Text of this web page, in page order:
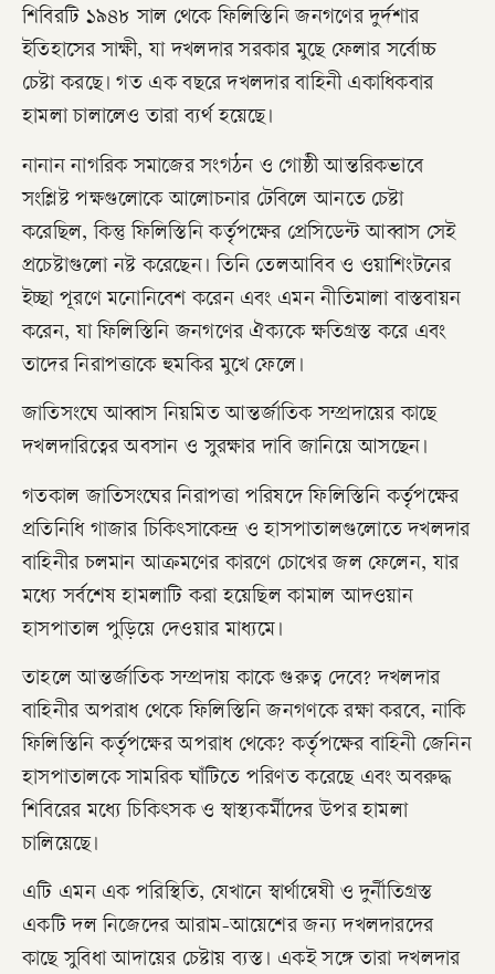
শিবিরটি ১৯৪৮ সাল থেকে ফিলিস্তিনি জনগণের দুর্দশার
ইতিহাসের সাক্ষী, যা দখলদার সরকার মুছে ফেলার সর্বোচ্চ
চেষ্টা করছে। গত এক বছরে দখলদার বাহিনী একাধিকবার
হামলা চালালেও তারা ব্যর্থ হয়েছে।
নানান নাগরিক সমাজের সংগঠন ও গোষ্ঠী আন্তরিকভাবে
সংশ্লিষ্ট পক্ষগুলোকে আলোচনার টেবিলে আনতে চেষ্টা
করেছিল, কিন্তু ফিলিস্তিনি কর্তৃপক্ষের প্রেসিডেন্ট আব্বাস সেই
প্রচেষ্টাগুলো নষ্ট করেছেন। তিনি তেলআবিব ও ওয়াশিংটনের
ইচ্ছা পূরণে মনোনিবেশ করেন এবং এমন নীতিমালা বাস্তবায়ন
করেন, যা ফিলিস্তিনি জনগণের ঐক্যকে ক্ষতিগ্রস্ত করে এবং
তাদের নিরাপত্তাকে হুমকির মুখে ফেলে।
জাতিসংঘে আব্বাস নিয়মিত আন্তর্জাতিক সম্প্রদায়ের কাছে
দখলদারিত্বের অবসান ও সুরক্ষার দাবি জানিয়ে আসছেন।
গতকাল জাতিসংঘের নিরাপত্তা পরিষদে ফিলিস্তিনি কর্তৃপক্ষের
প্রতিনিধি গাজার চিকিৎসাকেন্দ্র ও হাসপাতালগুলোতে দখলদার
বাহিনীর চলমান আক্রমণের কারণে চোখের জল ফেলেন, যার
মধ্যে সর্বশেষ হামলাটি করা হয়েছিল কামাল আদওয়ান
হাসপাতাল পুড়িয়ে দেওয়ার মাধ্যমে।
তাহলে আন্তর্জাতিক সম্প্রদায় কাকে গুরুত্ব দেবে? দখলদার
বাহিনীর অপরাধ থেকে ফিলিস্তিনি জনগণকে রক্ষা করবে, নাকি
ফিলিস্তিনি কর্তৃপক্ষের অপরাধ থেকে? কর্তৃপক্ষের বাহিনী জেনিন
হাসপাতালকে সামরিক ঘাঁটিতে পরিণত করেছে এবং অবরুদ্ধ
শিবিরের মধ্যে চিকিৎসক ও স্বাস্থ্যকর্মীদের উপর হামলা
চালিয়েছে।
এটি এমন এক পরিস্থিতি, যেখানে স্বার্থান্বেষী ও দুর্নীতিগ্রস্ত
একটি দল নিজেদের আরাম-আয়েশের জন্য দখলদারদের
কাছে সুবিধা আদায়ের চেষ্টায় ব্যস্ত। একই সঙ্গে তারা দখলদার